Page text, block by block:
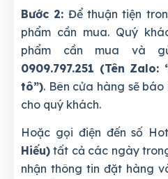
Bước 2: Để thuận tiện
phẩm cần mua. Quý
phẩm cần mua và
0909.797.251 (Tên
tô”). Bên cửa hàng sẽ
cho quý khách.
Hoặc gọi điện đến số
Hiếu) tất cả các ngày
nhận thông tin đặt hàng